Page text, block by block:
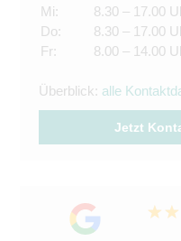
Mi:
Do:
Fr:
8.30 – 17.00
8.30 – 17.00
8.00 – 14.00
Überblick: alle
Jetzt